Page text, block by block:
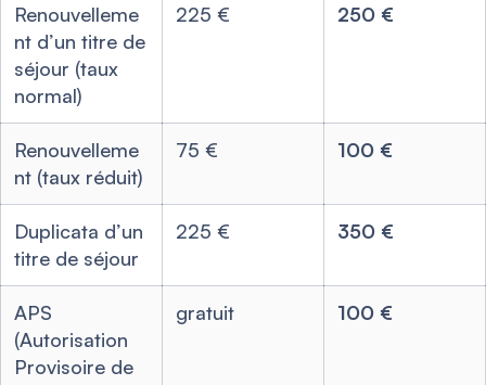
Renouvelleme
nt d’un titre de
séjour (taux
normal)
225 € 250 €
Renouvelleme
nt (taux réduit)
75 € 100 €
Duplicata d’un
titre de séjour
225 € 350 €
APS
(Autorisation
Provisoire de
gratuit 100 €